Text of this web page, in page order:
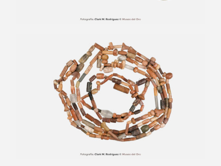
Cuentas de collar